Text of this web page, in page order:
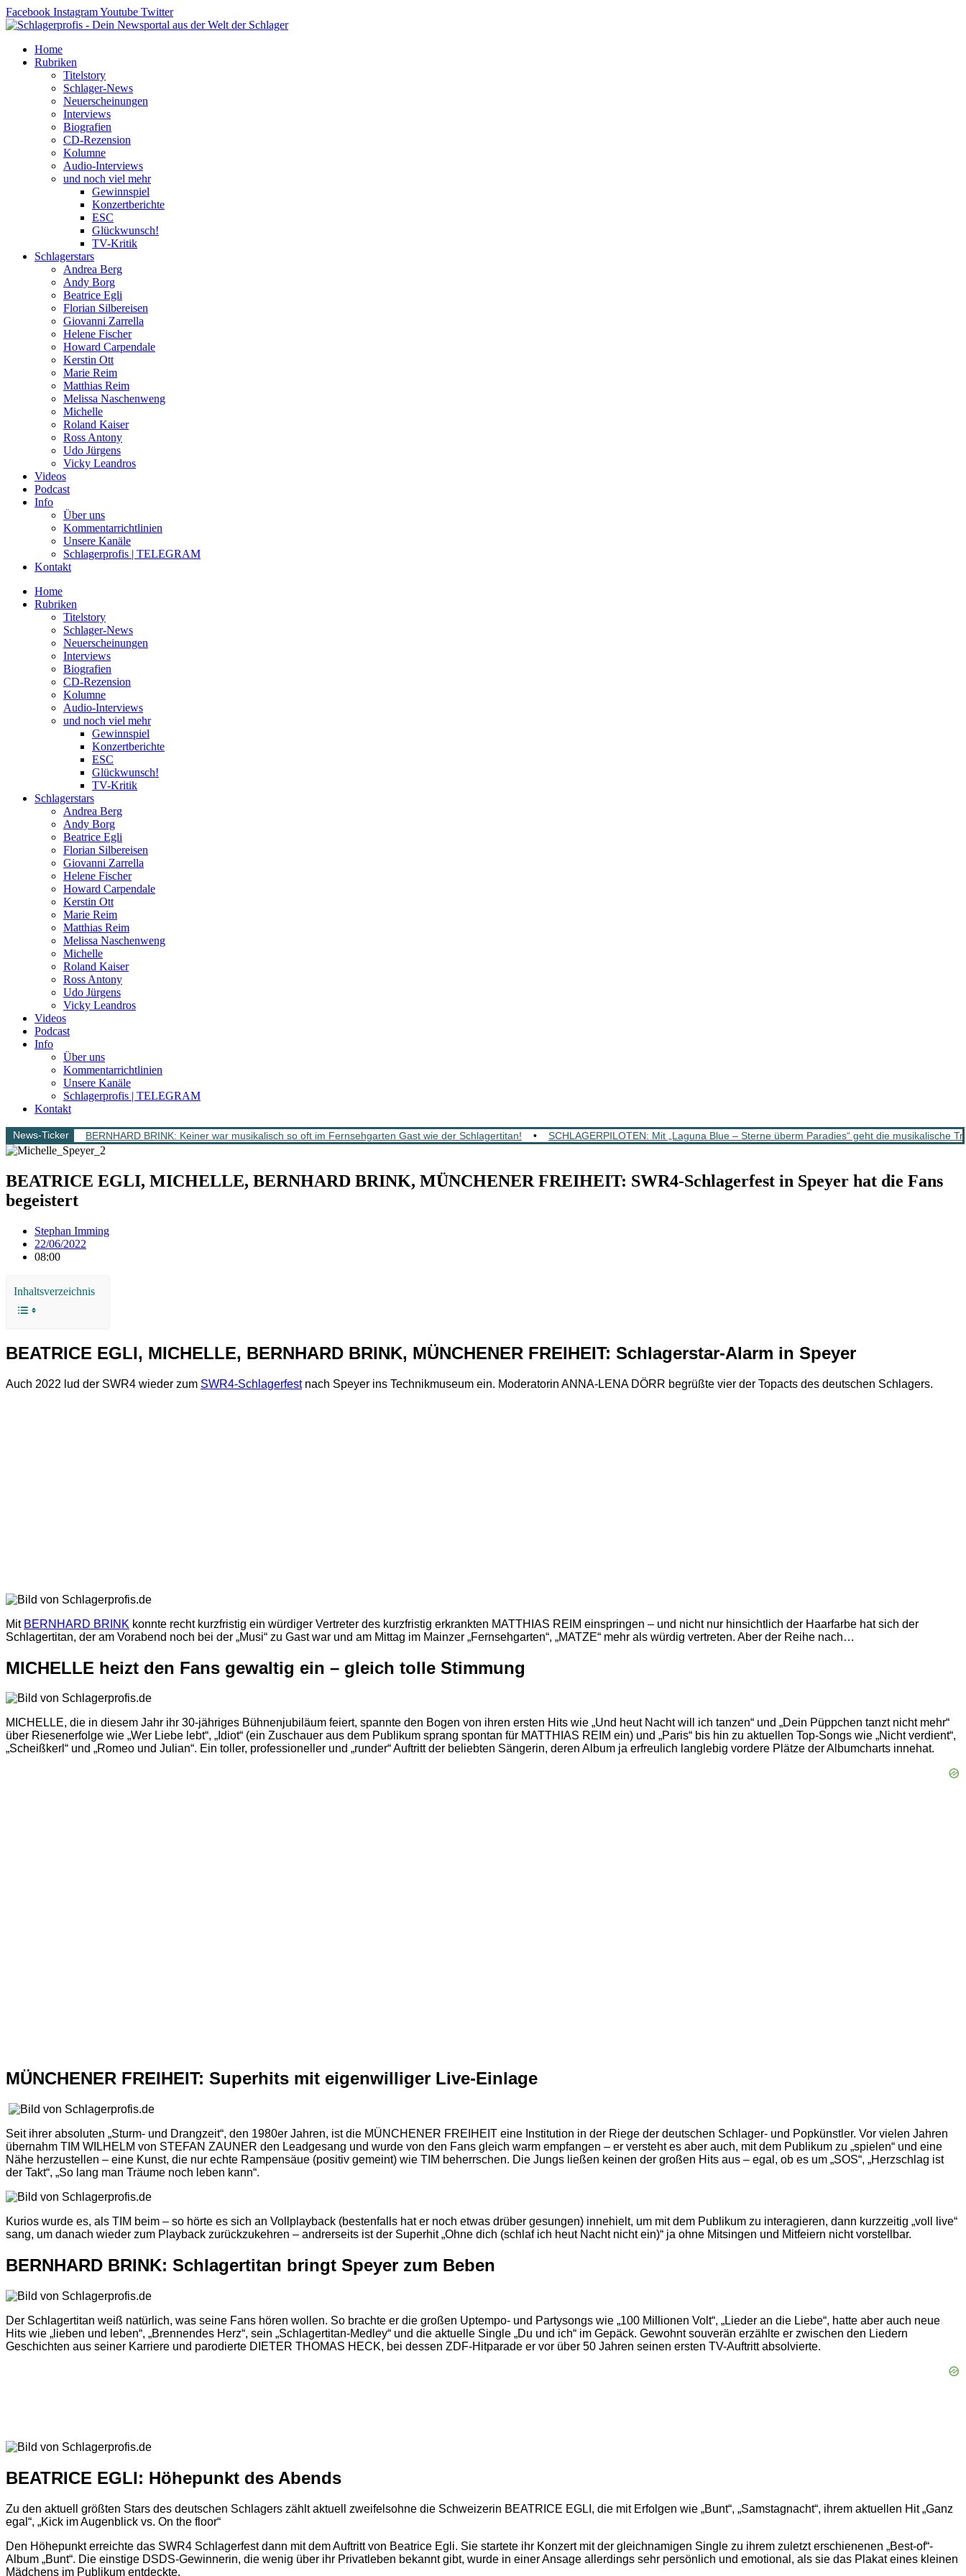
Zum
Inhalt
Facebook InstagramYoutube Twitter
Home
Rubriken
Titelstory
Schlager-News
Neuerscheinungen
Interviews
Biografien
CD-Rezension
Kolumne
Audio-Interviews
und noch viel mehr
Gewinnspiel
Konzertberichte
ESC
Glückwunsch!
TV-Kritik
Schlagerstars
Andrea Berg
Andy Borg
Beatrice Egli
Florian Silbereisen
Giovanni Zarrella
Helene Fischer
Howard Carpendale
Kerstin Ott
Marie Reim
Matthias Reim
Melissa Naschenweng
Michelle
Roland Kaiser
Ross Antony
Udo Jürgens
Vicky Leandros
Videos
Podcast
Info
Über uns
Kommentarrichtlinien
Unsere Kanäle
Schlagerprofis | TELEGRAM
Kontakt
Home
Rubriken
Titelstory
Schlager-News
Neuerscheinungen
Interviews
Biografien
CD-Rezension
Kolumne
Audio-Interviews
und noch viel mehr
Gewinnspiel
Konzertberichte
ESC
Glückwunsch!
TV-Kritik
Schlagerstars
Andrea Berg
Andy Borg
Beatrice Egli
Florian Silbereisen
Giovanni Zarrella
Helene Fischer
Howard Carpendale
Kerstin Ott
Marie Reim
Matthias Reim
Melissa Naschenweng
Michelle
Roland Kaiser
Ross Antony
Udo Jürgens
Vicky Leandros
Videos
Podcast
Info
Über uns
Kommentarrichtlinien
Unsere Kanäle
Schlagerprofis | TELEGRAM
Kontakt
News-Ticker BERNHARD BRINK: Keiner war musikalisch so oft im Fernsehgarten Gast wie der Schlagertitan! • SCHLAGERPILOTEN: Mit „Laguna Blue – Sterne überm Paradies“ geht die musikalische
BEATRICE EGLI, MICHELLE, BERNHARD BRINK, MÜNCHENER FREIHEIT: SWR4-Schlagerfest in Speyer hat die Fans
begeistert
Stephan Imming
22/06/2022
08:00
Inhaltsverzeichnis
BEATRICE EGLI, MICHELLE, BERNHARD BRINK, MÜNCHENER FREIHEIT: Schlagerstar-Alarm in Speyer
Auch 2022 lud der SWR4 wieder zum SWR4-Schlagerfestnach Speyer ins Technikmuseum ein. Moderatorin ANNA-LENA DÖRR begrüßte vier der Topacts des deutschen Schlagers.
Mit BERNHARD BRINK konnte recht kurzfristig ein würdiger Vertreter des kurzfristig erkrankten MATTHIAS REIM einspringen – und nicht nur hinsichtlich der Haarfarbe hat sich der
Schlagertitan, der am Vorabend noch bei der „Musi“ zu Gast war und am Mittag im Mainzer „Fernsehgarten“, „MATZE“ mehr als würdig vertreten. Aber der Reihe nach…
MICHELLE heizt den Fans gewaltig ein – gleich tolle Stimmung
MICHELLE, die in diesem Jahr ihr 30-jähriges Bühnenjubiläum feiert, spannte den Bogen von ihren ersten Hits wie „Und heut Nacht will ich tanzen“ und „Dein Püppchen tanzt nicht mehr“
über Riesenerfolge wie „Wer Liebe lebt“, „Idiot“ (ein Zuschauer aus dem Publikum sprang spontan für MATTHIAS REIM ein) und „Paris“ bis hin zu aktuellen Top-Songs wie „Nicht verdient“,
„Scheißkerl“ und „Romeo und Julian“. Ein toller, professioneller und „runder“ Auftritt der beliebten Sängerin, deren Album ja erfreulich langlebig vordere Plätze der Albumcharts innehat.
MÜNCHENER FREIHEIT: Superhits mit eigenwilliger Live-Einlage
Seit ihrer absoluten „Sturm- und Drangzeit“, den 1980er Jahren, ist die MÜNCHENER FREIHEIT eine Institution in der Riege der deutschen Schlager- und Popkünstler. Vor vielen Jahren
übernahm TIM WILHELM von STEFAN ZAUNER den Leadgesang und wurde von den Fans gleich warm empfangen – er versteht es aber auch, mit dem Publikum zu „spielen“ und eine
Nähe herzustellen – eine Kunst, die nur echte Rampensäue (positiv gemeint) wie TIM beherrschen. Die Jungs ließen keinen der großen Hits aus – egal, ob es um „SOS“, „Herzschlag ist
der Takt“, „So lang man Träume noch leben kann“.
Kurios wurde es, als TIM beim – so hörte es sich an Vollplayback (bestenfalls hat er noch etwas drüber gesungen) innehielt, um mit dem Publikum zu interagieren, dann kurzzeitig „voll live“
sang, um danach wieder zum Playback zurückzukehren – andrerseits ist der Superhit „Ohne dich (schlaf ich heut Nacht nicht ein)“ ja ohne Mitsingen und Mitfeiern nicht vorstellbar.
BERNHARD BRINK: Schlagertitan bringt Speyer zum Beben
Der Schlagertitan weiß natürlich, was seine Fans hören wollen. So brachte er die großen Uptempo- und Partysongs wie „100 Millionen Volt“, „Lieder an die Liebe“, hatte aber auch neue
Hits wie „lieben und leben“, „Brennendes Herz“, sein „Schlagertitan-Medley“ und die aktuelle Single „Du und ich“ im Gepäck. Gewohnt souverän erzählte er zwischen den Liedern
Geschichten aus seiner Karriere und parodierte DIETER THOMAS HECK, bei dessen ZDF-Hitparade er vor über 50 Jahren seinen ersten TV-Auftritt absolvierte.
BEATRICE EGLI: Höhepunkt des Abends
Zu den aktuell größten Stars des deutschen Schlagers zählt aktuell zweifelsohne die Schweizerin BEATRICE EGLI, die mit Erfolgen wie „Bunt“, „Samstagnacht“, ihrem aktuellen Hit „Ganz
egal“, „Kick im Augenblick vs. On the floor“
Den Höhepunkt erreichte das SWR4 Schlagerfest dann mit dem Auftritt von Beatrice Egli. Sie startete ihr Konzert mit der gleichnamigen Single zu ihrem zuletzt erschienenen „Best-of“-
Album „Bunt“. Die einstige DSDS-Gewinnerin, die wenig über ihr Privatleben bekannt gibt, wurde in einer Ansage allerdings sehr persönlich und emotional, als sie das Plakat eines kleinen
Mädchens im Publikum entdeckte.